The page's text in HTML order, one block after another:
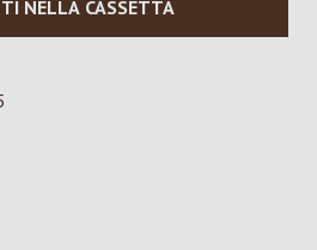
NELLA CASSETTA